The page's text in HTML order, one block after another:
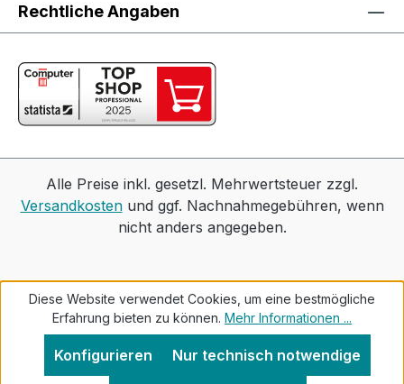
Rechtliche Angaben
Alle Preise inkl. gesetzl. Mehrwertsteuer zzgl.
Versandkostenund ggf. Nachnahmegebühren, wenn
nicht anders angegeben.
Diese Website verwendet Cookies, um eine bestmögliche
Erfahrung bieten zu können. Mehr Informationen ...
Nur technisch notwendige
Konfigurieren